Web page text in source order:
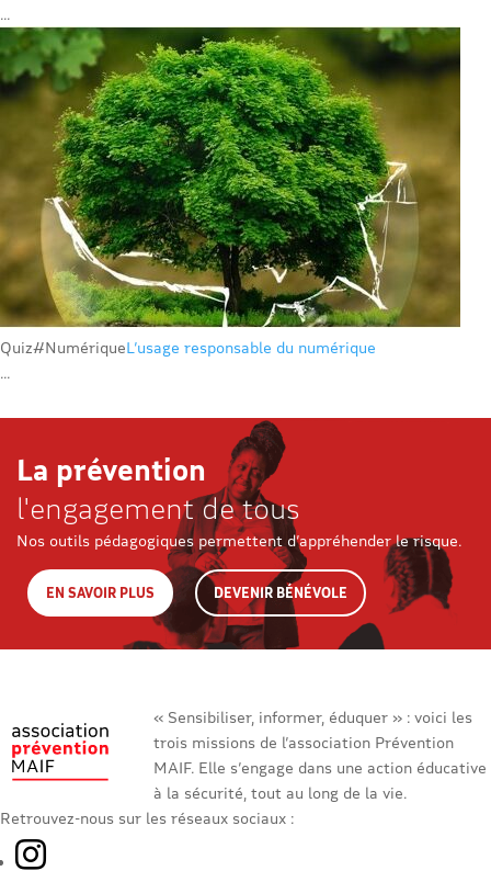
...
Quiz#NumériqueL’usage responsable du numérique
...
La prévention
l'engagement de tous
Nos outils pédagogiques permettent d’appréhender le risque.
EN SAVOIR PLUS DEVENIR BÉNÉVOLE
« Sensibiliser, informer, éduquer » : voici les
trois missions de l’association Prévention
MAIF. Elle s’engage dans une action éducative
à la sécurité, tout au long de la vie.
Retrouvez-nous sur les réseaux sociaux :